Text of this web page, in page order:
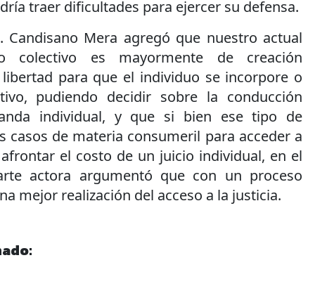
traer dificultades para ejercer su defensa.
Candisano Mera agregó que nuestro actual
colectivo es mayormente de creación
para que el individuo se incorpore o
pudiendo decidir sobre la conducción
individual, y que si bien ese tipo de
casos de materia consumeril para acceder a
el costo de un juicio individual, en el
actora argumentó que con un proceso
mejor realización del acceso a la justicia.